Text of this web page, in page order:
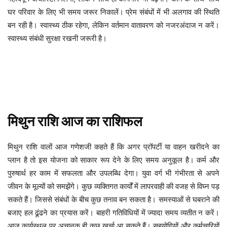
घर परिवार के लिए भी समय जरूर निकालें। प्रेम संबंधों में भी अलगाव की स्थिति
बन रही है। स्वास्थ्य ठीक रहेगा, लेकिन वर्तमान वातावरण को नजरअंदाज न करें।
स्वास्थ्य संबंधी सुरक्षा रखनी जरूरी है।
मिथुनराशिआजकाराशिफल
मिथुन राशि वालों आज गणेशजी कहते हैं कि अगर प्रॉपर्टी या वाहन खरीदने का
प्लान है तो इस योजना को साकार रूप देने के लिए समय अनुकूल है। कर्म और
पुरुषार्थ हर काम में सफलता और उपलब्धि देगा। युवा वर्ग भी गंभीरता से अपने
जीवन के मूल्यों को समझेंगे। कुछ व्यक्तिगत कार्यों में लापरवाही की वजह से विघ्न पड़
सकते हैं। जिससे संबंधों के बीच कुछ तनाव बन सकता है। समस्याओं से घबराने की
बजाए हल ढूंढने का प्रयास करें। बाहरी गतिविधियों में ज्यादा समय व्यतीत न करें।